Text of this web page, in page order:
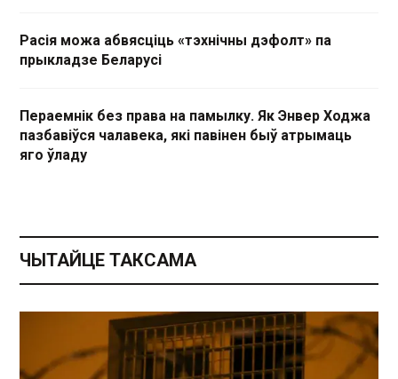
Расія можа абвясціць «тэхнічны дэфолт» па
прыкладзе Беларусі
Пераемнік без права на памылку. Як Энвер Ходжа
пазбавіўся чалавека, які павінен быў атрымаць
яго ўладу
ЧЫТАЙЦЕ ТАКСАМА